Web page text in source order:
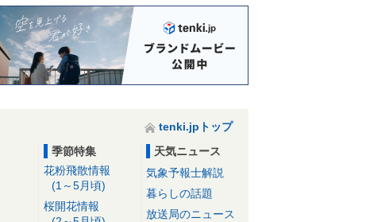
tenki.jpトップ
季節特集
花粉飛散情報
(1～5月頃)
桜開花情報
天気ニュース
気象予報士解説
暮らしの話題
放送局のニュース